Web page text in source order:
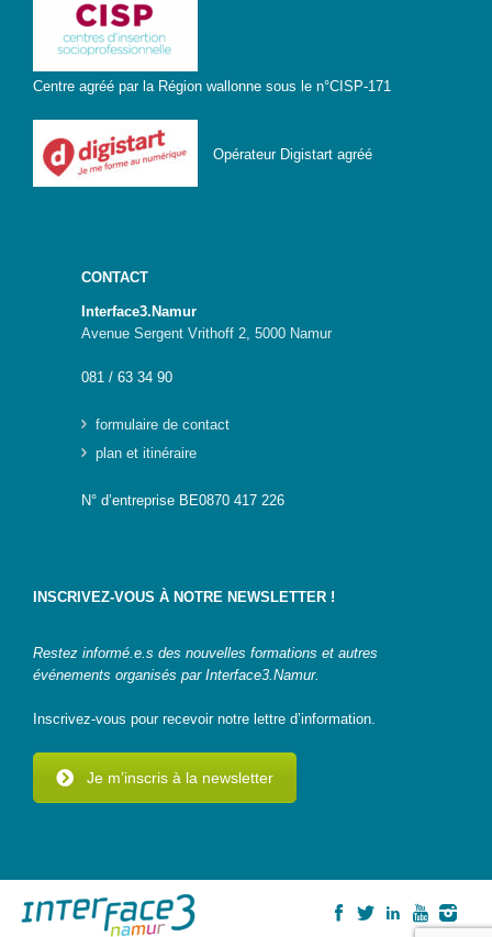
Centre agréé par la Région wallonne sous le n°CISP-171
Opérateur Digistart agréé
CONTACT
Interface3.Namur
Avenue Sergent Vrithoff 2, 5000 Namur
081 / 63 34 90
formulaire de contact
plan et itinéraire
N° d’entreprise BE0870 417 226
INSCRIVEZ-VOUS À NOTRE NEWSLETTER !
Restez informé.e.s des nouvelles formations et autres
événements organisés par Interface3.Namur.
Inscrivez-vous pour recevoir notre lettre d’information.
Je m’inscris à la newsletter